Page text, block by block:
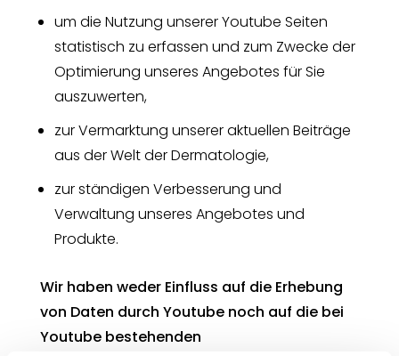
um die Nutzung unserer Youtube Seiten
statistisch zu erfassen und zum Zwecke der
Optimierung unseres Angebotes für Sie
auszuwerten,
zur Vermarktung unserer aktuellen Beiträge
aus der Welt der Dermatologie,
zur ständigen Verbesserung und
Verwaltung unseres Angebotes und
Produkte.
Wir haben weder Einfluss auf die Erhebung
von Daten durch Youtube noch auf die bei
Youtube bestehenden